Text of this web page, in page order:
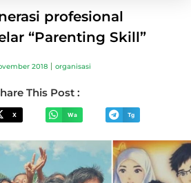
profesional
“Parenting Skill”
2018 organisasi
This Post :
X Wa Tg